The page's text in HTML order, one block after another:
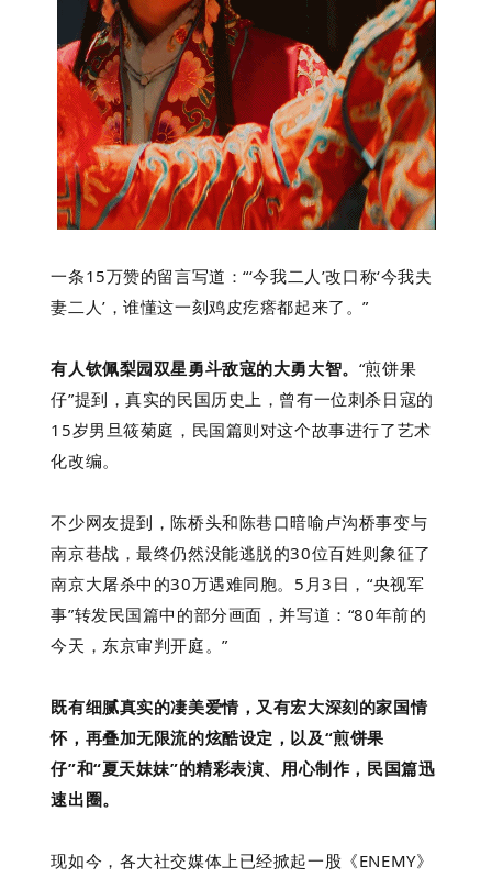
一条15万赞的留言写道：“‘今我二人’改口称‘今我夫
妻二人’，谁懂这一刻鸡皮疙瘩都起来了。”
有人钦佩梨园双星勇斗敌寇的大勇大智。 “煎饼果
仔”提到，真实的民国历史上，曾有一位刺杀日寇的
15岁男旦筱菊庭，民国篇则对这个故事进行了艺术
化改编。
不少网友提到，陈桥头和陈巷口暗喻卢沟桥事变与
南京巷战，最终仍然没能逃脱的30位百姓则象征了
南京大屠杀中的30万遇难同胞。5月3日，“央视军
事”转发民国篇中的部分画面，并写道：“80年前的
今天，东京审判开庭。”
既有细腻真实的凄美爱情，又有宏大深刻的家国情
怀，再叠加无限流的炫酷设定，以及“煎饼果
仔”和“夏天妹妹”的精彩表演、用心制作，民国篇迅
速出圈。
现如今，各大社交媒体上已经掀起一股《ENEMY》